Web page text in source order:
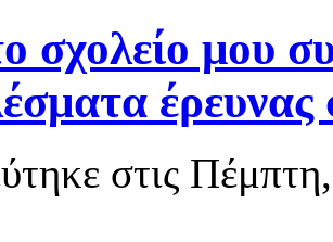
σχολείο μου
έρευνας
στις